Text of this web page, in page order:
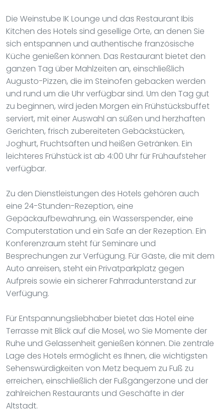
Die Weinstube IK Lounge und das Restaurant Ibis
Kitchen des Hotels sind gesellige Orte, an denen Sie
sich entspannen und authentische französische
Küche genießen können. Das Restaurant bietet den
ganzen Tag über Mahlzeiten an, einschließlich
Augusto-Pizzen, die im Steinofen gebacken werden
und rund um die Uhr verfügbar sind. Um den Tag gut
zu beginnen, wird jeden Morgen ein Frühstücksbuffet
serviert, mit einer Auswahl an süßen und herzhaften
Gerichten, frisch zubereiteten Gebäckstücken,
Joghurt, Fruchtsäften und heißen Getränken. Ein
leichteres Frühstück ist ab 4:00 Uhr für Frühaufsteher
verfügbar.
Zu den Dienstleistungen des Hotels gehören auch
eine 24-Stunden-Rezeption, eine
Gepäckaufbewahrung, ein Wasserspender, eine
Computerstation und ein Safe an der Rezeption. Ein
Konferenzraum steht für Seminare und
Besprechungen zur Verfügung. Für Gäste, die mit dem
Auto anreisen, steht ein Privatparkplatz gegen
Aufpreis sowie ein sicherer Fahrradunterstand zur
Verfügung.
Für Entspannungsliebhaber bietet das Hotel eine
Terrasse mit Blick auf die Mosel, wo Sie Momente der
Ruhe und Gelassenheit genießen können. Die zentrale
Lage des Hotels ermöglicht es Ihnen, die wichtigsten
Sehenswürdigkeiten von Metz bequem zu Fuß zu
erreichen, einschließlich der Fußgängerzone und der
zahlreichen Restaurants und Geschäfte in der
Altstadt.